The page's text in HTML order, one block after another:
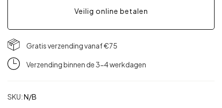
Veilig online betalen
Gratis verzending vanaf €75
Verzending binnen de 3-4 werkdagen
SKU:N/B